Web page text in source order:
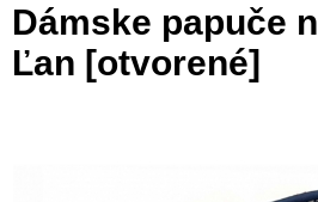
Dámske papuče
Ľan [otvorené]